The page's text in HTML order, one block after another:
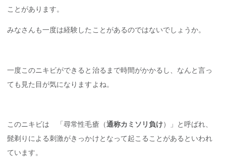
ことがあります。
みなさんも一度は経験したことがあるのではないでしょうか。
一度このニキビができると治るまで時間がかかるし、なんと言っ
ても見た目が気になりますよね。
このニキビは 「尋常性毛瘡（通称カミソリ負け）」と呼ばれ、
髭剃りによる刺激がきっかけとなって起こることがあるといわれ
ています。